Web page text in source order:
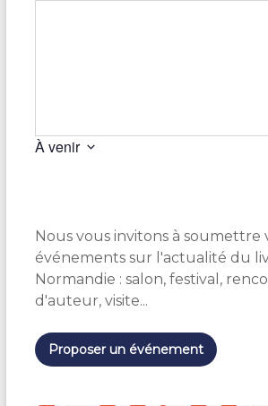
À venir
c
t
i
o
n
e
z
Nous vous invitons à soumettre
événements sur l'actualité du
Normandie : salon, festival,
d'auteur, visite...
Proposer un événement